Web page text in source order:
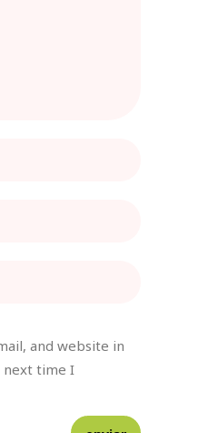
and website in
time I